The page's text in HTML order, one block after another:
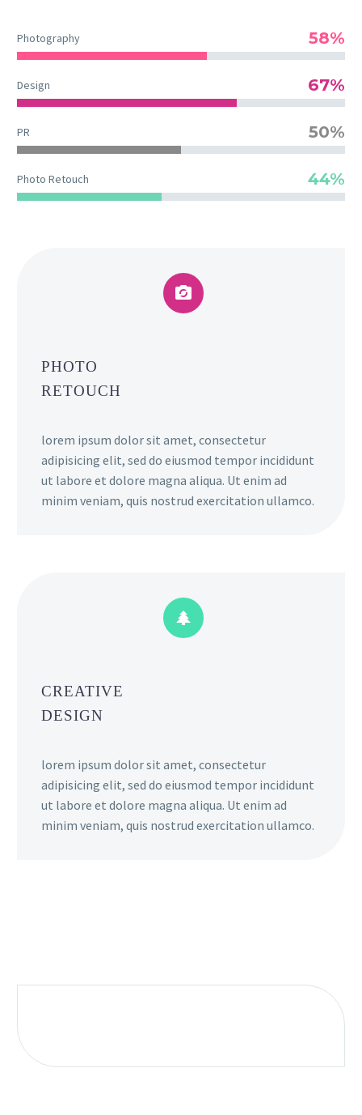
Photography 58%
Design 67%
PR 50%
Photo Retouch 44%


PHOTO
RETOUCH
lorem ipsum dolor sit amet, consectetur
adipisicing elit, sed do eiusmod tempor incididunt
ut labore et dolore magna aliqua. Ut enim ad
minim veniam, quis nostrud exercitation ullamco.


CREATIVE
DESIGN
lorem ipsum dolor sit amet, consectetur
adipisicing elit, sed do eiusmod tempor incididunt
ut labore et dolore magna aliqua. Ut enim ad
minim veniam, quis nostrud exercitation ullamco.